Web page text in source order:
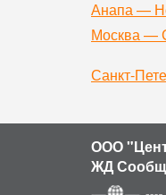
Анапа —
Москва —
Санкт-
ООО
ЖД